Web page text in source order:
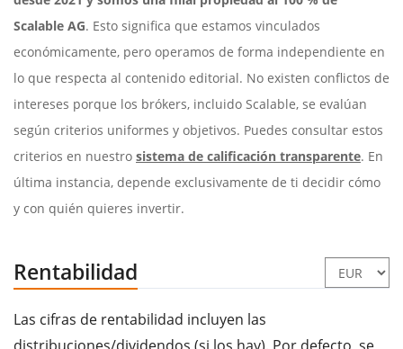
Scalable AG. Esto significa que estamos vinculados
económicamente, pero operamos de forma independiente en
lo que respecta al contenido editorial. No existen conflictos de
intereses porque los brókers, incluido Scalable, se evalúan
según criterios uniformes y objetivos. Puedes consultar estos
criterios en nuestro sistema de calificación transparente. En
última instancia, depende exclusivamente de ti decidir cómo
y con quién quieres invertir.
Rentabilidad
Las cifras de rentabilidad incluyen las